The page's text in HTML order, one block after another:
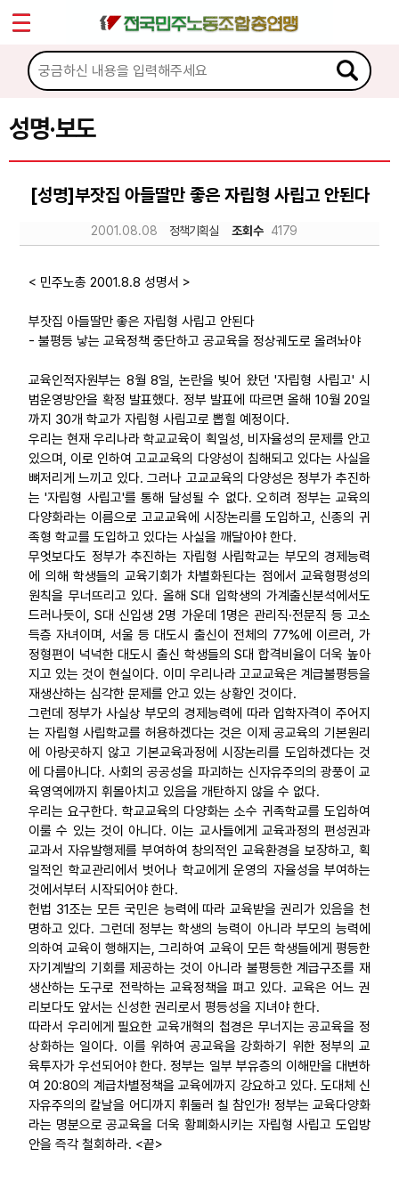
성명·보도
[성명]부잣집 아들딸만 좋은 자립형 사립고 안된다
2001.08.08 정책기획실 조회수 4179
< 민주노총 2001.8.8 성명서 >
부잣집 아들딸만 좋은 자립형 사립고 안된다
- 불평등 낳는 교육정책 중단하고 공교육을 정상궤도로 올려놔야
교육인적자원부는 8월 8일, 논란을 빚어 왔던 '자립형 사립고' 시
범운영방안을 확정 발표했다. 정부 발표에 따르면 올해 10월 20일
까지 30개 학교가 자립형 사립고로 뽑힐 예정이다.
우리는 현재 우리나라 학교교육이 획일성, 비자율성의 문제를 안고
있으며, 이로 인하여 고교교육의 다양성이 침해되고 있다는 사실을
뼈저리게 느끼고 있다. 그러나 고교교육의 다양성은 정부가 추진하
는 '자립형 사립고'를 통해 달성될 수 없다. 오히려 정부는 교육의
다양화라는 이름으로 고교교육에 시장논리를 도입하고, 신종의 귀
족형 학교를 도입하고 있다는 사실을 깨달아야 한다.
무엇보다도 정부가 추진하는 자립형 사립학교는 부모의 경제능력
에 의해 학생들의 교육기회가 차별화된다는 점에서 교육형평성의
원칙을 무너뜨리고 있다. 올해 S대 입학생의 가계출신분석에서도
드러나듯이, S대 신입생 2명 가운데 1명은 관리직·전문직 등 고소
득층 자녀이며, 서울 등 대도시 출신이 전체의 77%에 이르러, 가
정형편이 넉넉한 대도시 출신 학생들의 S대 합격비율이 더욱 높아
지고 있는 것이 현실이다. 이미 우리나라 고교교육은 계급불평등을
재생산하는 심각한 문제를 안고 있는 상황인 것이다.
그런데 정부가 사실상 부모의 경제능력에 따라 입학자격이 주어지
는 자립형 사립학교를 허용하겠다는 것은 이제 공교육의 기본원리
에 아랑곳하지 않고 기본교육과정에 시장논리를 도입하겠다는 것
에 다름아니다. 사회의 공공성을 파괴하는 신자유주의의 광풍이 교
육영역에까지 휘몰아치고 있음을 개탄하지 않을 수 없다.
우리는 요구한다. 학교교육의 다양화는 소수 귀족학교를 도입하여
이룰 수 있는 것이 아니다. 이는 교사들에게 교육과정의 편성권과
교과서 자유발행제를 부여하여 창의적인 교육환경을 보장하고, 획
일적인 학교관리에서 벗어나 학교에게 운영의 자율성을 부여하는
것에서부터 시작되어야 한다.
헌법 31조는 모든 국민은 능력에 따라 교육받을 권리가 있음을 천
명하고 있다. 그런데 정부는 학생의 능력이 아니라 부모의 능력에
의하여 교육이 행해지는, 그리하여 교육이 모든 학생들에게 평등한
자기계발의 기회를 제공하는 것이 아니라 불평등한 계급구조를 재
생산하는 도구로 전락하는 교육정책을 펴고 있다. 교육은 어느 권
리보다도 앞서는 신성한 권리로서 평등성을 지녀야 한다.
따라서 우리에게 필요한 교육개혁의 첩경은 무너지는 공교육을 정
상화하는 일이다. 이를 위하여 공교육을 강화하기 위한 정부의 교
육투자가 우선되어야 한다. 정부는 일부 부유층의 이해만을 대변하
여 20:80의 계급차별정책을 교육에까지 강요하고 있다. 도대체 신
자유주의의 칼날을 어디까지 휘둘러 칠 참인가! 정부는 교육다양화
라는 명분으로 공교육을 더욱 황폐화시키는 자립형 사립고 도입방
안을 즉각 철회하라. <끝>
마이페이지
소개
소식
공지사항
성명·보도
노동상담
자료
부설기관
업무
Sketchbook5, 스케치북5
Sketchbook5, 스케치북5